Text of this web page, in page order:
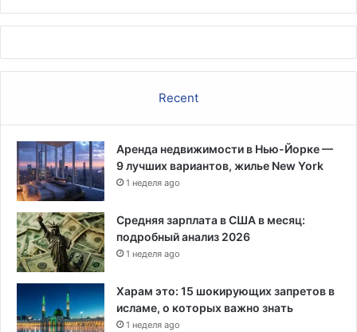
Recent
Аренда недвижимости в Нью-Йорке —
9 лучших вариантов, жилье New York
1 неделя ago
Средняя зарплата в США в месяц:
подробный анализ 2026
1 неделя ago
Харам это: 15 шокирующих запретов в
исламе, о которых важно знать
1 неделя ago